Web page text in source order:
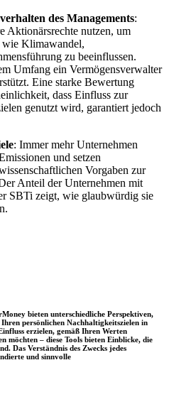
des Managements:
Aktionärsrechte nutzen, um
wie Klimawandel,
zu beeinflussen.
Umfang ein Vermögensverwalter
Eine starke Bewertung
dass Einfluss zur
genutzt wird, garantiert jedoch
: Immer mehr Unternehmen
und setzen
Vorgaben zur
Anteil der Unternehmen mit
SBTi zeigt, wie glaubwürdig sie
bieten unterschiedliche Perspektiven,
persönlichen Nachhaltigkeitszielen in
erzielen, gemäß Ihren Werten
möchten – diese Tools bieten Einblicke, die
Das Verständnis des Zwecks jedes
und sinnvolle